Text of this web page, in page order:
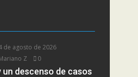
de agosto de 2026
Z
0
un descenso de casos